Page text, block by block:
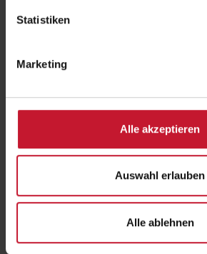
Statistiken
Marketing
Alle akzeptieren
Auswahl erlauben
Alle ablehnen
Um externe Inhalte anzuzeigen, aktivieren
Kategorie "Marketing". Weitere
Sportökonomie
Zurück